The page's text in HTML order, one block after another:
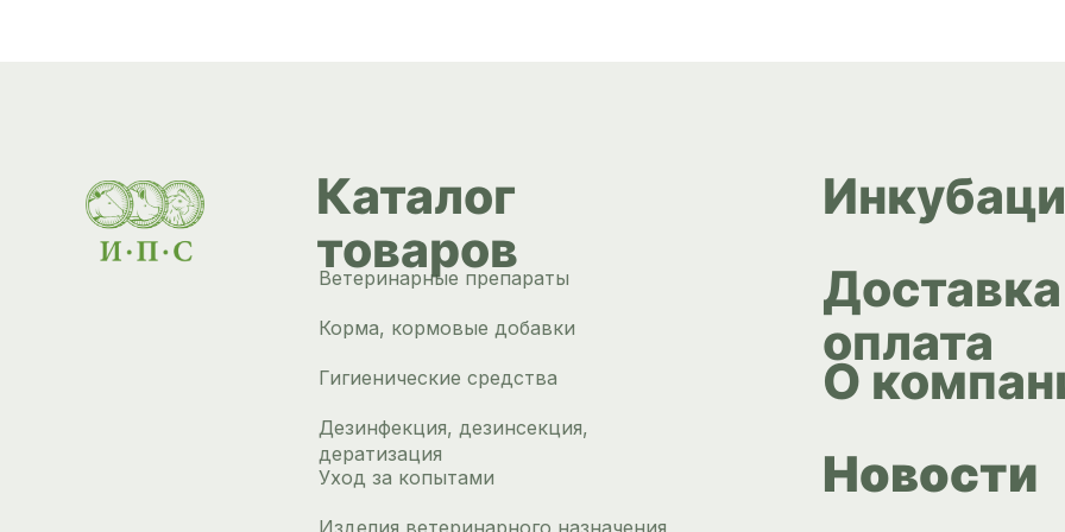
Каталог
товаров
оплата
О
Ветеринарные препараты
Корма, кормовые добавки
Гигиенические средства
Дезинфекция, дезинсекция,
дератизация
Уход за копытами
Изделия ветеринарного назначения
Новости